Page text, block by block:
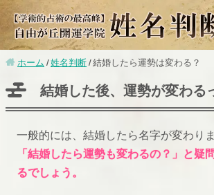
基礎知識
赤ちゃんの命名
無料鑑定
ホーム 姓名判断 結婚したら運勢は変わる？
結婚した後、運勢が変わる
一般的には、結婚したら名字が変わり
「結婚したら運勢も変わるの？」と疑
るでしょう。